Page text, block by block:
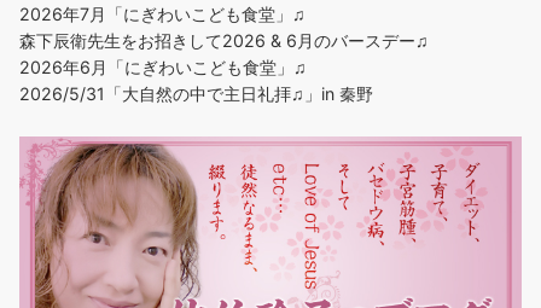
2026年7月「にぎわいこども食堂」♫
森下辰衛先生をお招きして2026 & 6月のバースデー♫
2026年6月「にぎわいこども食堂」♫
2026/5/31「大自然の中で主日礼拝♫」in 秦野